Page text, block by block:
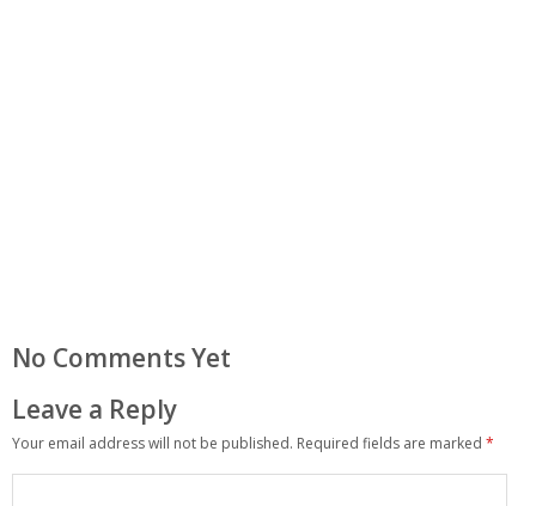
No Comments Yet
Leave a Reply
Your email address will not be published. Required fields are marked *